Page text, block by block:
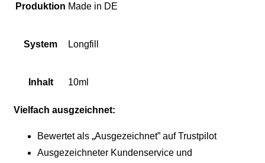
Produktion Made in DE
System Longfill
Inhalt 10ml
Vielfach ausgzeichnet:
Bewertet als „Ausgezeichnet” auf Trustpilot
Ausgezeichneter Kundenservice und